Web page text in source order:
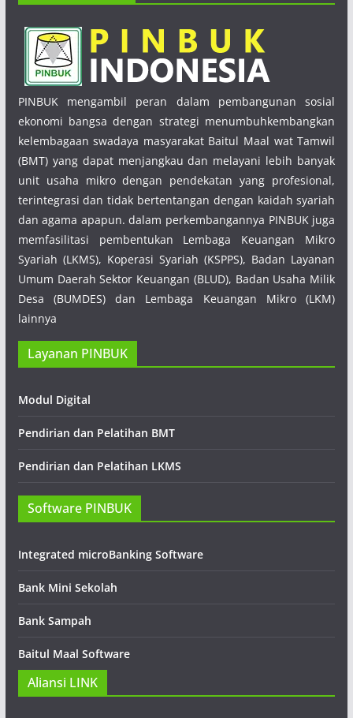
PINBUK mengambil peran dalam pembangunan sosial
ekonomi bangsa dengan strategi menumbuhkembangkan
kelembagaan swadaya masyarakat Baitul Maal wat Tamwil
(BMT) yang dapat menjangkau dan melayani lebih banyak
unit usaha mikro dengan pendekatan yang profesional,
terintegrasi dan tidak bertentangan dengan kaidah syariah
dan agama apapun. dalam perkembangannya PINBUK juga
memfasilitasi pembentukan Lembaga Keuangan Mikro
Syariah (LKMS), Koperasi Syariah (KSPPS), Badan Layanan
Umum Daerah Sektor Keuangan (BLUD), Badan Usaha Milik
Desa (BUMDES) dan Lembaga Keuangan Mikro (LKM)
lainnya
Layanan PINBUK
Modul Digital
Pendirian dan Pelatihan BMT
Pendirian dan Pelatihan LKMS
Software PINBUK
Integrated microBanking Software
Bank Mini Sekolah
Bank Sampah
Baitul Maal Software
Aliansi LINK